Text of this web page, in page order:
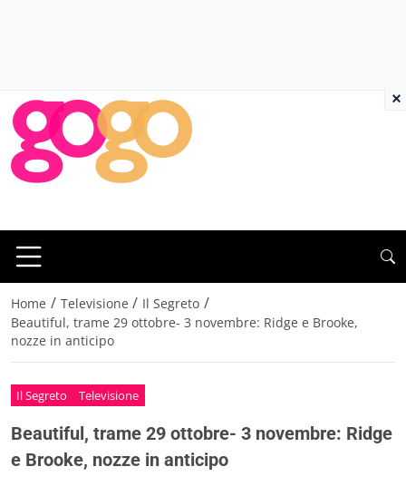
Home / Televisione / Il Segreto /
Beautiful, trame 29 ottobre- 3 novembre: Ridge e Brooke,
nozze in anticipo
Il Segreto Televisione
Beautiful, trame 29 ottobre- 3 novembre: Ridge
e Brooke, nozze in anticipo
×